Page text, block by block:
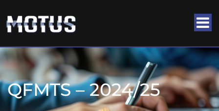
QFMTS – 2024/25